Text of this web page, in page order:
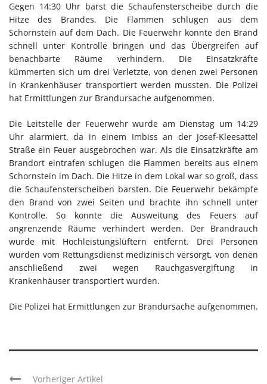
Gegen 14:30 Uhr barst die Schaufensterscheibe durch die
Hitze des Brandes. Die Flammen schlugen aus dem
Schornstein auf dem Dach. Die Feuerwehr konnte den Brand
schnell unter Kontrolle bringen und das Übergreifen auf
benachbarte Räume verhindern. Die Einsatzkräfte
kümmerten sich um drei Verletzte, von denen zwei Personen
in Krankenhäuser transportiert werden mussten. Die Polizei
hat Ermittlungen zur Brandursache aufgenommen.
Die Leitstelle der Feuerwehr wurde am Dienstag um 14:29
Uhr alarmiert, da in einem Imbiss an der Josef-Kleesattel
Straße ein Feuer ausgebrochen war. Als die Einsatzkräfte am
Brandort eintrafen schlugen die Flammen bereits aus einem
Schornstein im Dach. Die Hitze in dem Lokal war so groß, dass
die Schaufensterscheiben barsten. Die Feuerwehr bekämpfe
den Brand von zwei Seiten und brachte ihn schnell unter
Kontrolle. So konnte die Ausweitung des Feuers auf
angrenzende Räume verhindert werden. Der Brandrauch
wurde mit Hochleistungslüftern entfernt. Drei Personen
wurden vom Rettungsdienst medizinisch versorgt, von denen
anschließend zwei wegen Rauchgasvergiftung in
Krankenhäuser transportiert wurden.
Die Polizei hat Ermittlungen zur Brandursache aufgenommen.
Vorheriger Artikel